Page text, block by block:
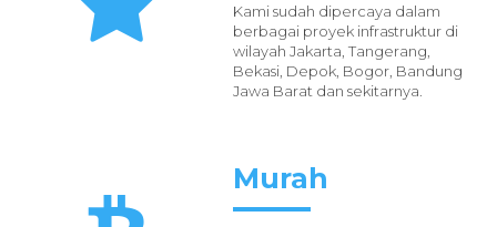
Kami sudah dipercaya dalam
berbagai proyek infrastruktur di
wilayah Jakarta, Tangerang,
Bekasi, Depok, Bogor, Bandung
Jawa Barat dan sekitarnya.
Murah